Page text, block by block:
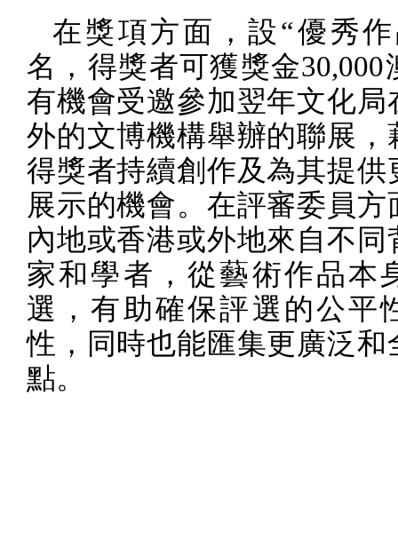
在獎項方面，設“優秀
名，得獎者可獲獎金30,000
有機會受邀參加翌年文化局
外的文博機構舉辦的聯展，
得獎者持續創作及為其提供
展示的機會。在評審委員方
內地或香港或外地來自不同
家和學者，從藝術作品本
選，有助確保評選的公平
性，同時也能匯集更廣泛和
點。